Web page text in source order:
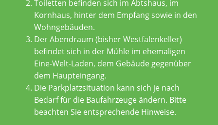
Toiletten befinden sich im Abtshaus, im
Kornhaus, hinter dem Empfang sowie in den
Wohngebäuden.
Der Abendraum (bisher Westfalenkeller)
befindet sich in der Mühle im ehemaligen
Eine-Welt-Laden, dem Gebäude gegenüber
dem Haupteingang.
Die Parkplatzsituation kann sich je nach
Bedarf für die Baufahrzeuge ändern. Bitte
beachten Sie entsprechende Hinweise.